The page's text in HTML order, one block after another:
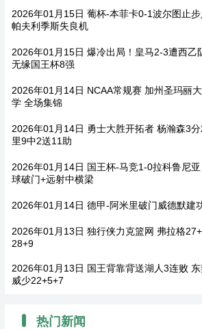
2026年01月15日 葡杯-本菲卡0-1波尔图止
帕夫利季斯失良机
2026年01月15日 爆冷出局！皇马2-3遭西乙
无缘国王杯8强
2026年01月14日 NCAA常规赛 加州圣玛丽
学 全场集锦
2026年01月14日 勇士大胜开拓者 杨瀚森3
里9中2送11助
2026年01月14日 国王杯-马竞1-0拉科鲁尼
球破门+远射中横梁
2026年01月14日 德甲-阿米里破门威德默建
2026年01月13日 独行侠力克篮网 弗拉格
28+9
2026年01月13日 国王背靠背送湖人3连败
威少22+5+7
热门新闻